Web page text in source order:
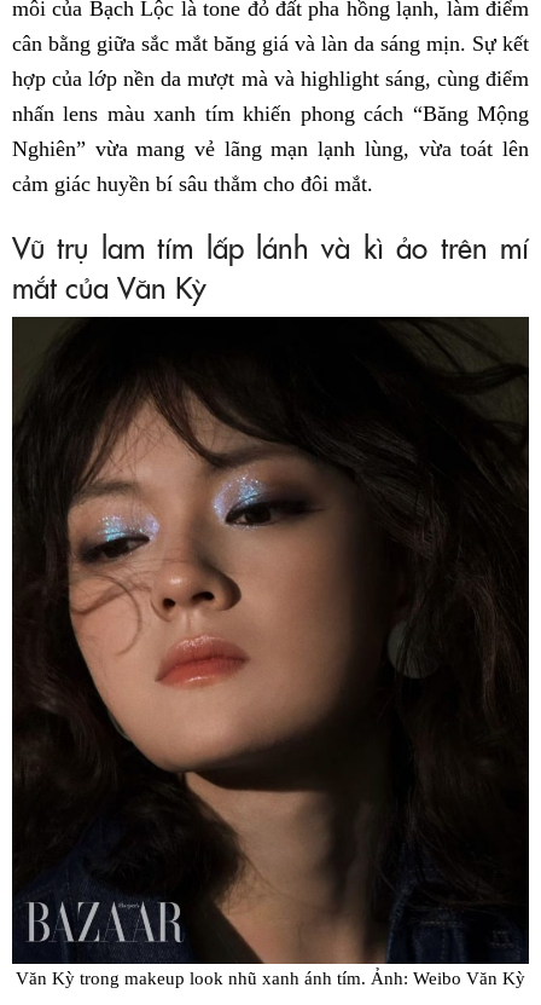
môi của Bạch Lộc là tone đỏ đất pha hồng lạnh, làm điểm
cân bằng giữa sắc mắt băng giá và làn da sáng mịn. Sự kết
hợp của lớp nền da mượt mà và highlight sáng, cùng điểm
nhấn lens màu xanh tím khiến phong cách “Băng Mộng
Nghiên” vừa mang vẻ lãng mạn lạnh lùng, vừa toát lên
cảm giác huyền bí sâu thẳm cho đôi mắt.
Vũ trụ lam tím lấp lánh và kì ảo trên mí
mắt của Văn Kỳ
Văn Kỳ trong makeup look nhũ xanh ánh tím. Ảnh: Weibo Văn Kỳ